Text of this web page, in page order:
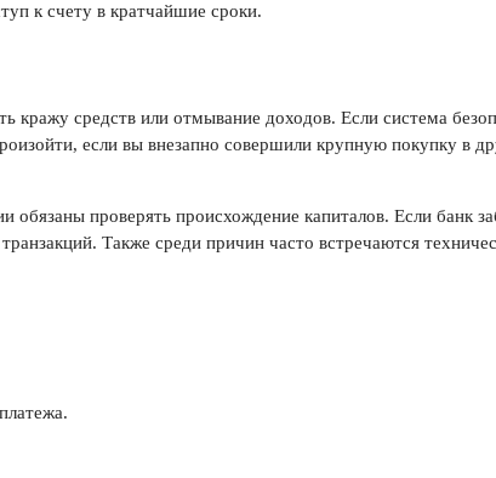
к счету в кратчайшие сроки.
кражу средств или отмывание доходов. Если система
если вы внезапно совершили крупную покупку в
проверять происхождение капиталов. Если банк
Также среди причин часто встречаются